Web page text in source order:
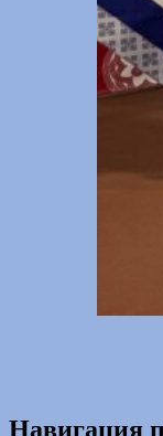
Навигация